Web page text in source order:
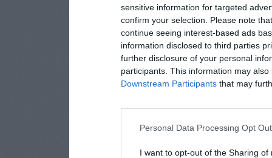
sensitive information for targeted
confirm your selection. Please note
continue seeing interest-based ads
information disclosed to third parties
further disclosure of your personal
participants. This information may
Downstream Participants that may
Personal Data Processing Opt
I want to opt-out of the Sharing of